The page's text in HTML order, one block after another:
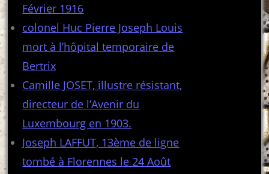
Février 1916
colonel Huc Pierre Joseph Louis
mort à l’hôpital temporaire de
Bertrix
Camille JOSET, illustre résistant,
directeur de l’Avenir du
Luxembourg en 1903.
Joseph LAFFUT, 13ème de ligne
tombé à Florennes le 24 Août